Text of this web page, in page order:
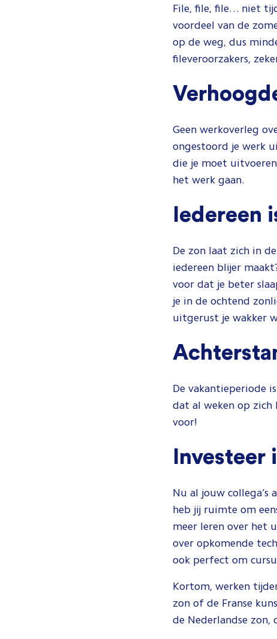
File, file, file… niet
voordeel van de
op de weg, dus
fileveroorzakers,
Geen werkoverleg
ongestoord je werk
die je moet
het werk gaan.
Iedereen
De zon laat zich in
iedereen blijer
voor dat je beter
je in de ochtend
uitgerust je wakker
De vakantieperiode
dat al weken op
voor!
Investeer
Nu al jouw collega’s
heb jij ruimte om
meer leren over het
over opkomende
ook perfect om
Kortom, werken
zon of de Franse
de Nederlandse